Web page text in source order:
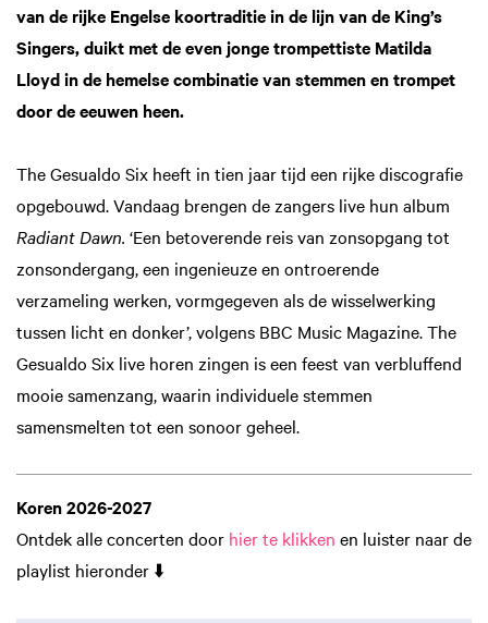
van de rijke Engelse koortraditie in de lijn van de King’s
Singers, duikt met de even jonge trompettiste Matilda
Lloyd in de hemelse combinatie van stemmen en trompet
door de eeuwen heen.
The Gesualdo Six heeft in tien jaar tijd een rijke discografie
opgebouwd. Vandaag brengen de zangers live hun album
Radiant Dawn. ‘Een betoverende reis van zonsopgang tot
zonsondergang, een ingenieuze en ontroerende
verzameling werken, vormgegeven als de wisselwerking
tussen licht en donker’, volgens BBC Music Magazine. The
Gesualdo Six live horen zingen is een feest van verbluffend
mooie samenzang, waarin individuele stemmen
samensmelten tot een sonoor geheel.
Koren 2026-2027
Ontdek alle concerten door hier te klikken en luister naar de
playlist hieronder ⬇️